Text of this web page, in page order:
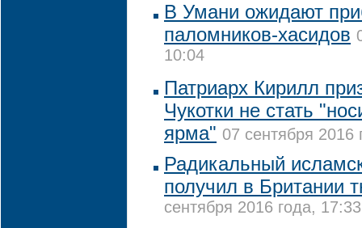
В Умани ожидают
паломников-хасидов
10:04
Патриарх Кирилл
Чукотки не стать
ярма" 07 сентября 2016
Радикальный
получил в Британии
сентября 2016 года, 17:33